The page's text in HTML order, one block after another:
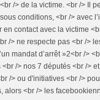
/> de la victime. <br /> Il
conditions, <br /> avec
en contact avec la victime
/> ne respecte pas <br />
mandat d’arrêt »2<br />
/> nos 7 députés <br />
/> ou d'initiatives <br />
alors <br /> les